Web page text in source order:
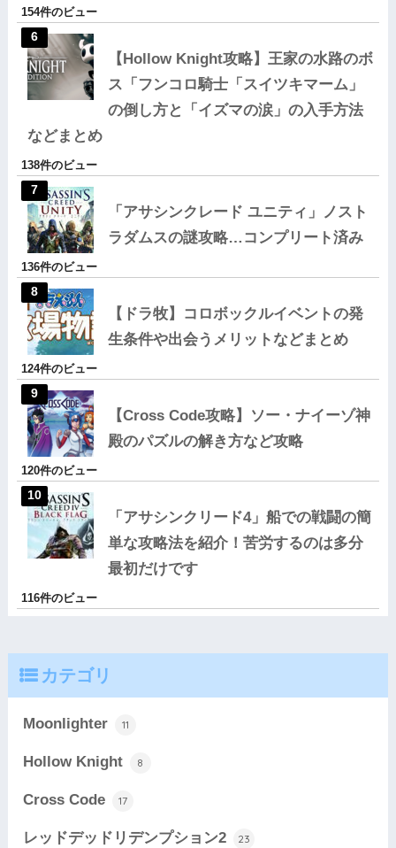
154件のビュー
【Hollow Knight攻略】王家の水路のボ
ス「フンコロ騎士「スイツキマーム」
の倒し方と「イズマの涙」の入手方法
などまとめ
138件のビュー
「アサシンクレード ユニティ」ノスト
ラダムスの謎攻略…コンプリート済み
136件のビュー
【ドラ牧】コロボックルイベントの発
生条件や出会うメリットなどまとめ
124件のビュー
【Cross Code攻略】ソー・ナイーゾ神
殿のパズルの解き方など攻略
120件のビュー
「アサシンクリード4」船での戦闘の簡
単な攻略法を紹介！苦労するのは多分
最初だけです
116件のビュー
カテゴリ
Moonlighter 11
Hollow Knight 8
Cross Code 17
レッドデッドリデンプション2 23